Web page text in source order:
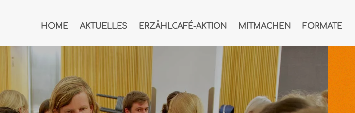
HOME AKTUELLES ERZÄHLCAFÉ-AKTION MITMACHEN FORMATE